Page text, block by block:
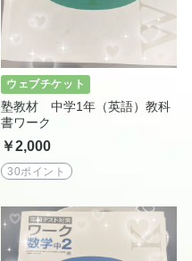
ウェブチケット
塾教材 中学1年（英語）教科
書ワーク
￥2,000
30ポイント